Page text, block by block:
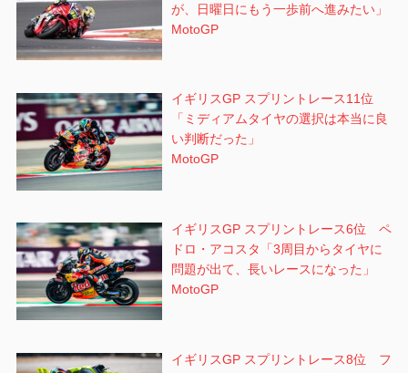
が、日曜日にもう一歩前へ進みたい」
MotoGP
イギリスGP スプリントレース11位
「ミディアムタイヤの選択は本当に良
い判断だった」
MotoGP
イギリスGP スプリントレース6位 ペ
ドロ・アコスタ「3周目からタイヤに
問題が出て、長いレースになった」
MotoGP
イギリスGP スプリントレース8位 フ